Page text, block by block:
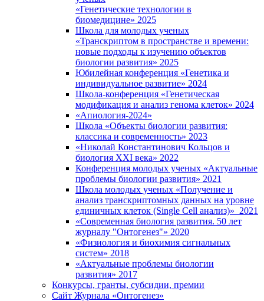
«Генетические технологии в
биомедицине» 2025
Школа для молодых ученых
«Транскриптом в пространстве и времени:
новые подходы к изучению объектов
биологии развития» 2025
Юбилейная конференция «Генетика и
индивидуальное развитие» 2024
Школа-конференция «Генетическая
модификация и анализ генома клеток» 2024
«Апиология-2024»
Школа «Объекты биологии развития:
классика и современность» 2023
«Николай Константинович Кольцов и
биология XXI века» 2022
Конференция молодых ученых «Актуальные
проблемы биологии развития» 2021
Школа молодых ученых «Получение и
анализ транскриптомных данных на уровне
единичных клеток (Single Cell анализ)» 2021
«Современная биология развития. 50 лет
журналу "Онтогенез"» 2020
«Физиология и биохимия сигнальных
систем» 2018
«Актуальные проблемы биологии
развития» 2017
Конкурсы, гранты, субсидии, премии
Сайт Журнала «Онтогенез»